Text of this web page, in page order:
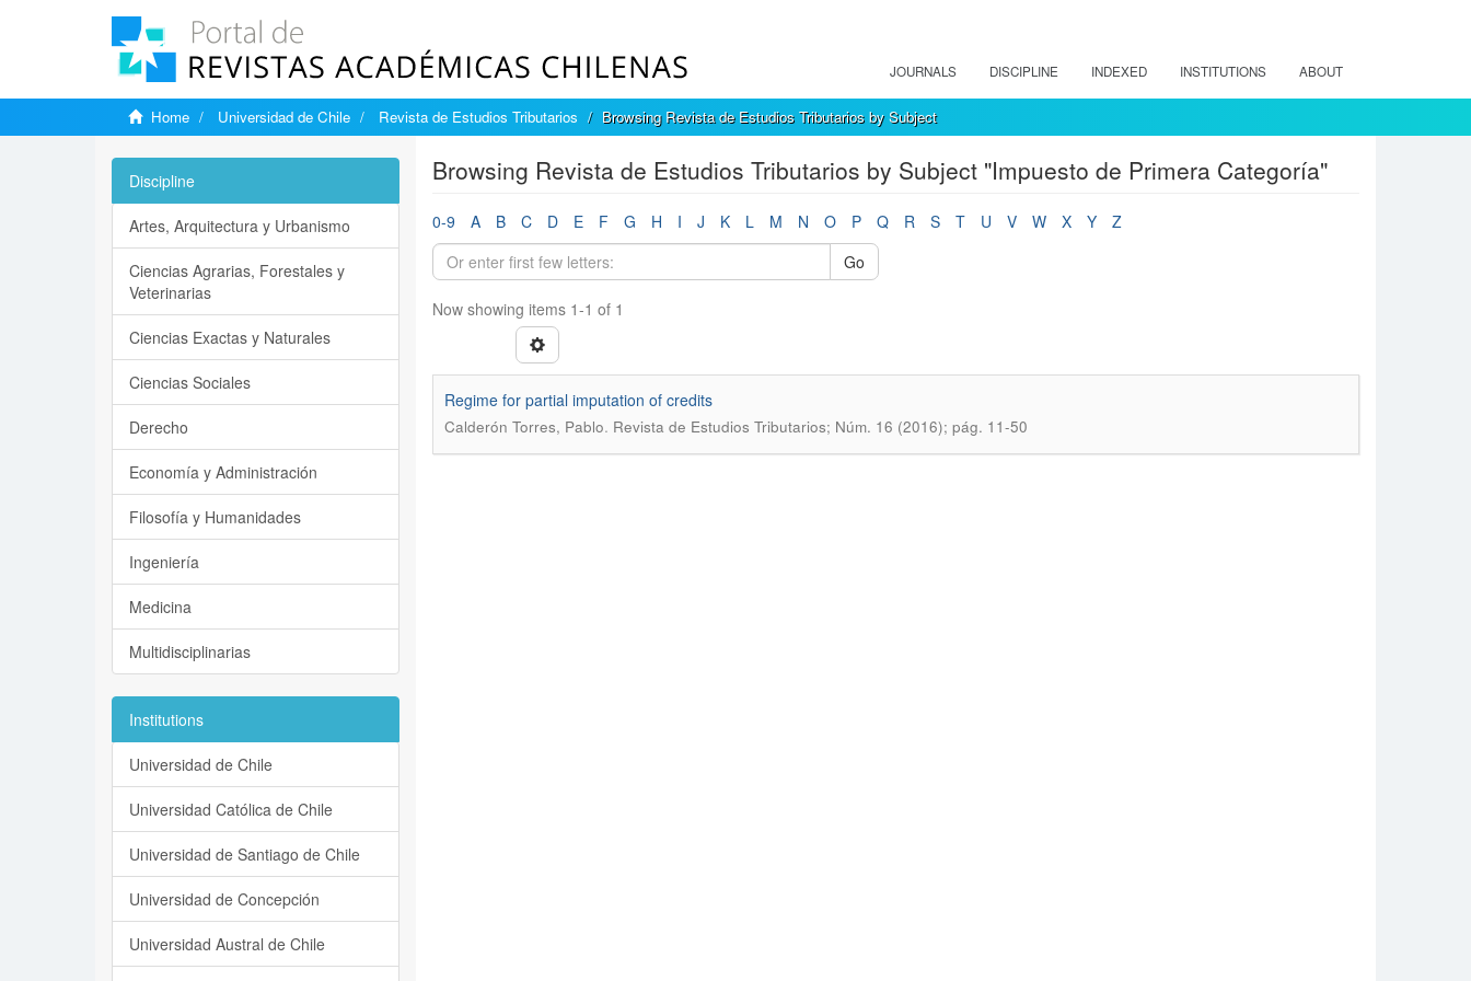
JOURNALS DISCIPLINE INDEXED INSTITUTIONS ABOUT
Home Universidad de Chile Revista de Estudios Tributarios Browsing Revista de Estudios Tributarios by Subject
Browsing Revista de Estudios Tributarios by Subject "Impuesto de Primera Categoría"
0-9 A B C D E F G H I J K L M N O P Q R S T U V W X Y
Z
Go
Now showing items 1-1 of 1
Regime for partial imputation of credits
Calderón Torres, Pablo. Revista de Estudios Tributarios; Núm. 16 (2016); pág. 11-50
Discipline
Artes, Arquitectura y Urbanismo
Ciencias Agrarias, Forestales y
Veterinarias
Ciencias Exactas y Naturales
Ciencias Sociales
Derecho
Economía y Administración
Filosofía y Humanidades
Ingeniería
Medicina
Multidisciplinarias
Institutions
Universidad de Chile
Universidad Católica de Chile
Universidad de Santiago de Chile
Universidad de Concepción
Universidad Austral de Chile